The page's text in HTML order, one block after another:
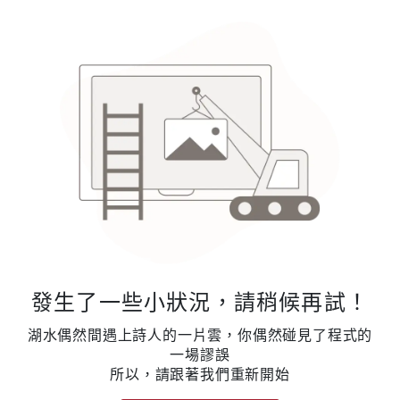
發生了一些小狀況，請稍候再試！
湖水偶然間遇上詩人的一片雲，你偶然碰見了程式的
一場謬誤
所以，請跟著我們重新開始